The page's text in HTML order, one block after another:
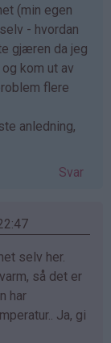
(min egen
- hvordan
gjæren da jeg
kom ut av
flere
anledning,
Svar
selv her.
så det er
har
Ja, gi